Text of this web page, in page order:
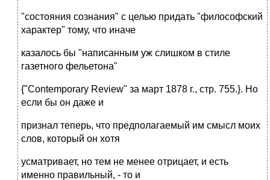
"состояния сознания" с целью придать "философский
характер" тому, что иначе
казалось бы "написанным уж слишком в стиле
газетного фельетона"
{"Contemporary Review" за март 1878 г., стр. 755.}. Но
если бы он даже и
признал теперь, что предполагаемый им смысл моих
слов, который он хотя
усматривает, но тем не менее отрицает, и есть
именно правильный, - то и